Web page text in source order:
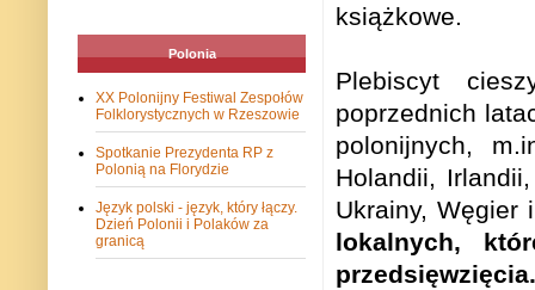
książkowe.
Plebiscyt
poprzednich
polonijnych,
Holandii,
Ukrainy,
lokalnych,
Polonia
XX Polonijny Festiwal Zespołów
Folklorystycznych w Rzeszowie
Spotkanie Prezydenta RP z
Polonią na Florydzie
Język polski - język, który łączy.
Dzień Polonii i Polaków za
granicą